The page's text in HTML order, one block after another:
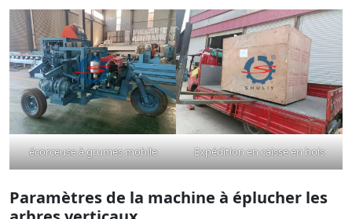
écorceuse à grumes mobile Expédition en caisse en bois
Paramètres de la machine à éplucher les